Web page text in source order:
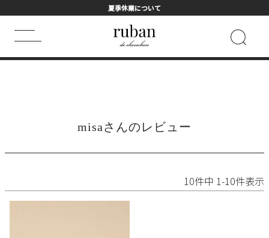
夏季休業について
まつげ美容液 トライアル ヘアマスク
フェイスマスク 詰め替え用
misaさんのレビュー
10件中 1-10件表示